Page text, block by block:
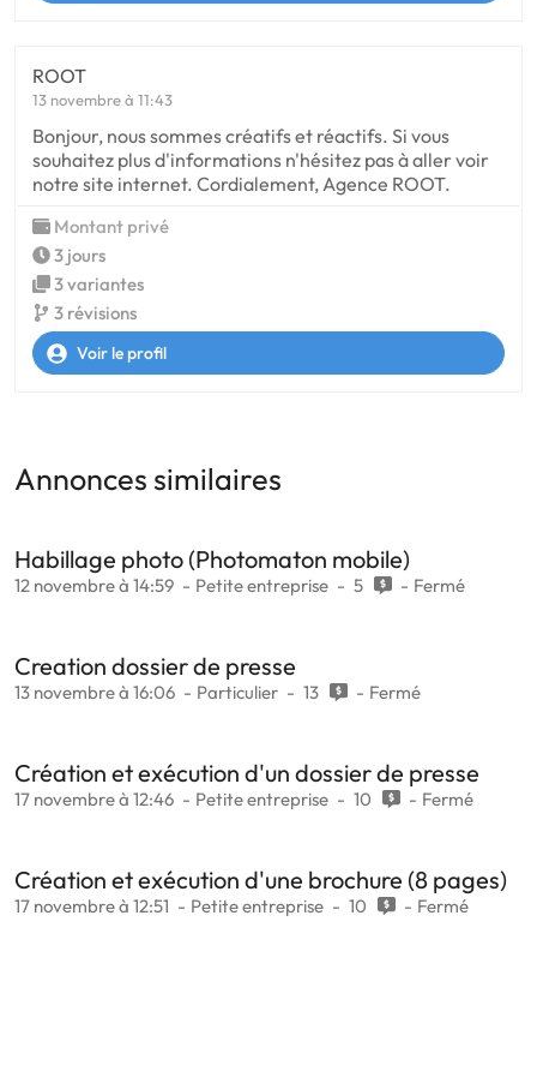
ROOT
13 novembre à 11:43
Bonjour, nous sommes créatifs et réactifs. Si vous
souhaitez plus d'informations n'hésitez pas à aller voir
notre site internet. Cordialement, Agence ROOT.
Montant privé
3 jours
3 variantes
3 révisions
Voir le profil
Annonces similaires
Habillage photo (Photomaton mobile)
12 novembre à 14:59 Petite entreprise 5 Fermé
Creation dossier de presse
13 novembre à 16:06 Particulier 13 Fermé
Création et exécution d'un dossier de presse
17 novembre à 12:46 Petite entreprise 10 Fermé
Création et exécution d'une brochure (8 pages)
17 novembre à 12:51 Petite entreprise 10 Fermé